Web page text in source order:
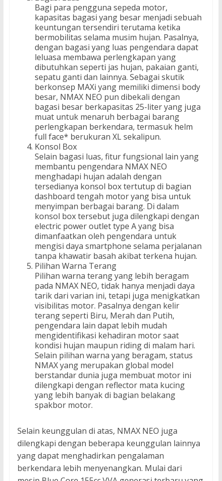
Bagi para pengguna sepeda motor,
kapasitas bagasi yang besar menjadi sebuah
keuntungan tersendiri terutama ketika
bermobilitas selama musim hujan. Pasalnya,
dengan bagasi yang luas pengendara dapat
leluasa membawa perlengkapan yang
dibutuhkan seperti jas hujan, pakaian ganti,
sepatu ganti dan lainnya. Sebagai skutik
berkonsep MAXi yang memiliki dimensi body
besar, NMAX NEO pun dibekali dengan
bagasi besar berkapasitas 25-liter yang juga
muat untuk menaruh berbagai barang
perlengkapan berkendara, termasuk helm
full face* berukuran XL sekalipun.
Konsol Box
Selain bagasi luas, fitur fungsional lain yang
membantu pengendara NMAX NEO
menghadapi hujan adalah dengan
tersedianya konsol box tertutup di bagian
dashboard tengah motor yang bisa untuk
menyimpan berbagai barang. Di dalam
konsol box tersebut juga dilengkapi dengan
electric power outlet type A yang bisa
dimanfaatkan oleh pengendara untuk
mengisi daya smartphone selama perjalanan
tanpa khawatir basah akibat terkena hujan.
Pilihan Warna Terang
Pilihan warna terang yang lebih beragam
pada NMAX NEO, tidak hanya menjadi daya
tarik dari varian ini, tetapi juga menigkatkan
visibilitas motor. Pasalnya dengan kelir
terang seperti Biru, Merah dan Putih,
pengendara lain dapat lebih mudah
mengidentifikasi kehadiran motor saat
kondisi hujan maupun riding di malam hari.
Selain pilihan warna yang beragam, status
NMAX yang merupakan global model
berstandar dunia juga membuat motor ini
dilengkapi dengan reflector mata kucing
yang lebih banyak di bagian belakang
spakbor motor.
Selain keunggulan di atas, NMAX NEO juga
dilengkapi dengan beberapa keunggulan lainnya
yang dapat menghadirkan pengalaman
berkendara lebih menyenangkan. Mulai dari